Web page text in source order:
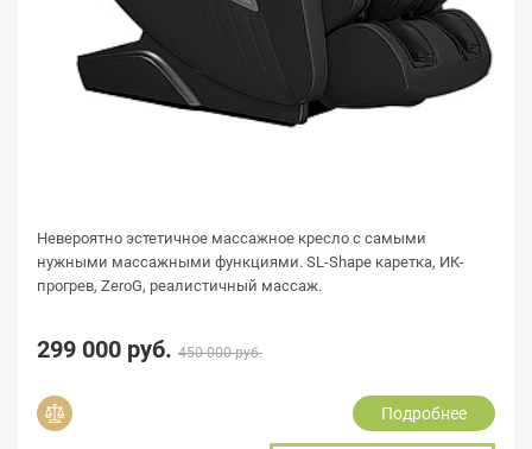
Невероятно эстетичное массажное кресло с самыми
нужными массажными функциями. SL-Shape каретка, ИК-
прогрев, ZeroG, реалистичный массаж.
299 000 руб. 450 000 руб.
Подробнее